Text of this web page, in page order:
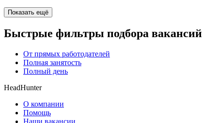
Показать ещё
Быстрые фильтры подбора вакансий
От прямых работодателей
Полная занятость
Полный день
HeadHunter
О компании
Помощь
Наши вакансии